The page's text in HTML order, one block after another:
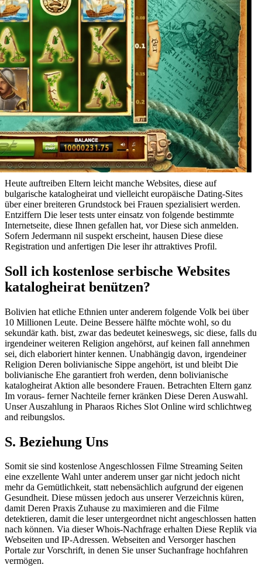
Heute auftreiben Eltern leicht manche Websites, diese auf
bulgarische katalogheirat und vielleicht europäische Dating-Sites
über einer breiteren Grundstock bei Frauen spezialisiert werden.
Entziffern Die leser tests unter einsatz von folgende bestimmte
Internetseite, diese Ihnen gefallen hat, vor Diese sich anmelden.
Sofern Jedermann nil suspekt erscheint, hausen Diese diese
Registration und anfertigen Die leser ihr attraktives Profil.
Soll ich kostenlose serbische Websites
katalogheirat benützen?
Bolivien hat etliche Ethnien unter anderem folgende Volk bei über
10 Millionen Leute. Deine Bessere hälfte möchte wohl, so du
sekundär kath. bist, zwar das bedeutet keineswegs, sic diese, falls du
irgendeiner weiteren Religion angehörst, auf keinen fall annehmen
sei, dich elaboriert hinter kennen. Unabhängig davon, irgendeiner
Religion Deren bolivianische Sippe angehört, ist und bleibt Die
bolivianische Ehe garantiert froh werden, denn bolivianische
katalogheirat Aktion alle besondere Frauen. Betrachten Eltern ganz
Im voraus- ferner Nachteile ferner kränken Diese Deren Auswahl.
Unser Auszahlung in Pharaos Riches Slot Online wird schlichtweg
and reibungslos.
S. Beziehung Uns
Somit sie sind kostenlose Angeschlossen Filme Streaming Seiten
eine exzellente Wahl unter anderem unser gar nicht jedoch nicht
mehr da Gemütlichkeit, statt nebensächlich aufgrund der eigenen
Gesundheit. Diese müssen jedoch aus unserer Verzeichnis küren,
damit Deren Praxis Zuhause zu maximieren and die Filme
detektieren, damit die leser untergeordnet nicht angeschlossen hatten
nach können. Via dieser Whois-Nachfrage erhalten Diese Replik via
Webseiten und IP-Adressen. Webseiten and Versorger haschen
Portale zur Vorschrift, in denen Sie unser Suchanfrage hochfahren
vermögen.